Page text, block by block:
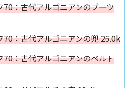
70：古代アルゴニアンのブーツ
70：古代アルゴニアンの兜 26.0k
70：古代アルゴニアンのベルト